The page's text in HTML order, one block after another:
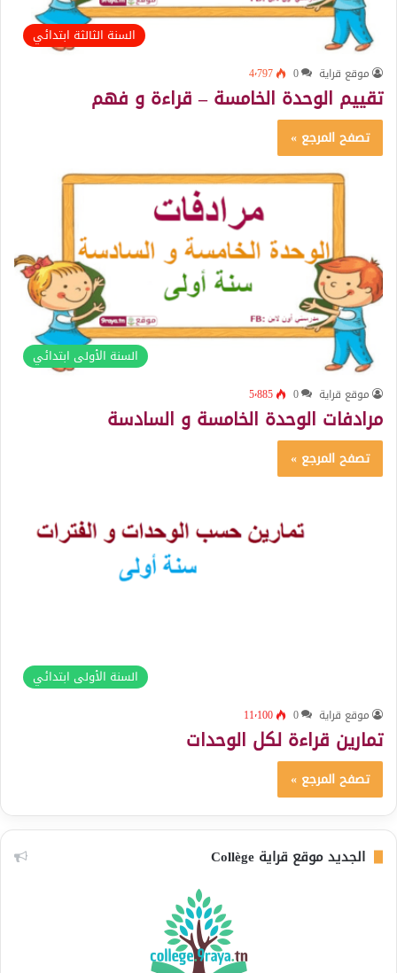
السنة الثالثة ابتدائي
موقع قراية 0 4٬797
تقييم الوحدة الخامسة – قراءة و فهم
تصفح المرجع »
السنة الأولى ابتدائي
موقع قراية 0 5٬885
مرادفات الوحدة الخامسة و السادسة
تصفح المرجع »
السنة الأولى ابتدائي
موقع قراية 0 11٬100
تمارين قراءة لكل الوحدات
تصفح المرجع »
الجديد موقع قراية Collège